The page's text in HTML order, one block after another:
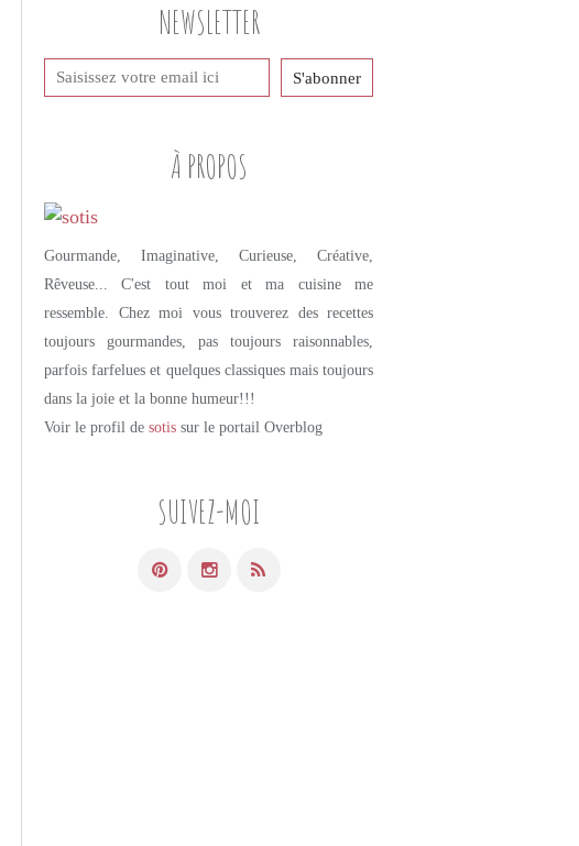
NEWSLETTER
SUIVEZ-MOI
À PROPOS
Gourmande, Imaginative, Curieuse, Créative,
Rêveuse... C'est tout moi et ma cuisine me
ressemble. Chez moi vous trouverez des recettes
toujours gourmandes, pas toujours raisonnables,
parfois farfelues et quelques classiques mais toujours
dans la joie et la bonne humeur!!!
Voir le profil de sotis sur le portail Overblog